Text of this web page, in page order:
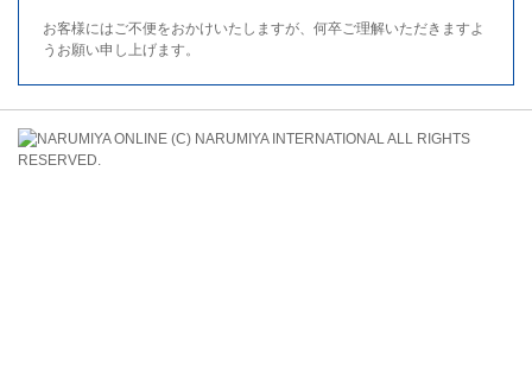
お客様にはご不便をおかけいたしますが、何卒ご理解いただきますよ
うお願い申し上げます。